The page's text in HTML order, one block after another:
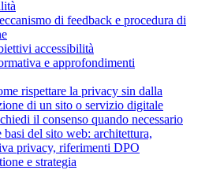
di feedback e procedura di
accessibilità
e approfondimenti
rispettare la privacy sin dalla
di un sito o servizio digitale
il consenso quando necessario
basi del sito web: architettura,
privacy, riferimenti DPO
e strategia